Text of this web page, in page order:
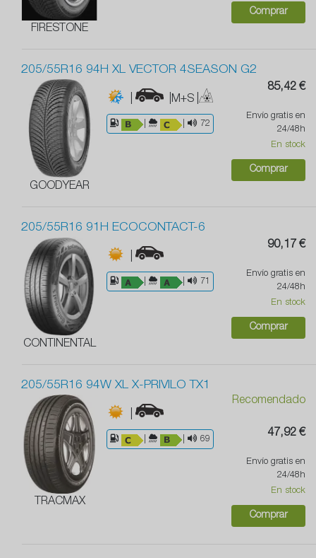
FIRESTONE
Comprar
205/55R16 94H XL VECTOR 4SEASON G2
GOODYEAR
| |M+S |
72
85,42 €
Envío gratis en
24/48h
En stock
Comprar
205/55R16 91H ECOCONTACT-6
CONTINENTAL
|
71
90,17 €
Envío gratis en
24/48h
En stock
Comprar
205/55R16 94W XL X-PRIVILO TX1
TRACMAX
|
69
Recomendado
47,92 €
Envío gratis en
24/48h
En stock
Comprar